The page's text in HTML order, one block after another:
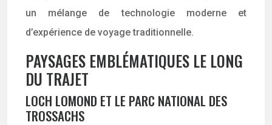
un mélange de technologie moderne et
d’expérience de voyage traditionnelle.
PAYSAGES EMBLÉMATIQUES LE LONG
DU TRAJET
LOCH LOMOND ET LE PARC NATIONAL DES
TROSSACHS